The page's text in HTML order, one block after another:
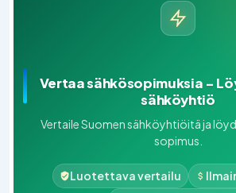
Vertaa sähkösopimuksia –
sähköyhtiö
Vertaile Suomen sähköyhtiöitä ja
sopimus.
Luotettava vertailu